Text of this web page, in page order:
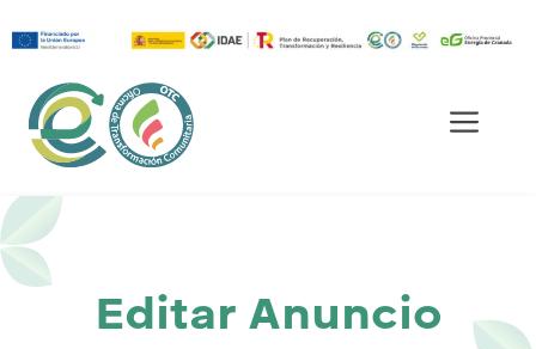
contenido
Editar Anuncio